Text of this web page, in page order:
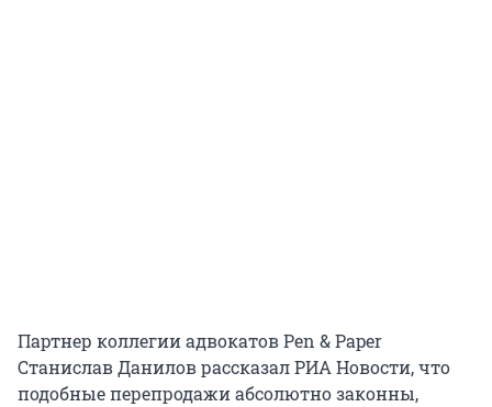
Партнер коллегии адвокатов Pen & Paper
Станислав Данилов рассказал РИА Новости, что
подобные перепродажи абсолютно законны,